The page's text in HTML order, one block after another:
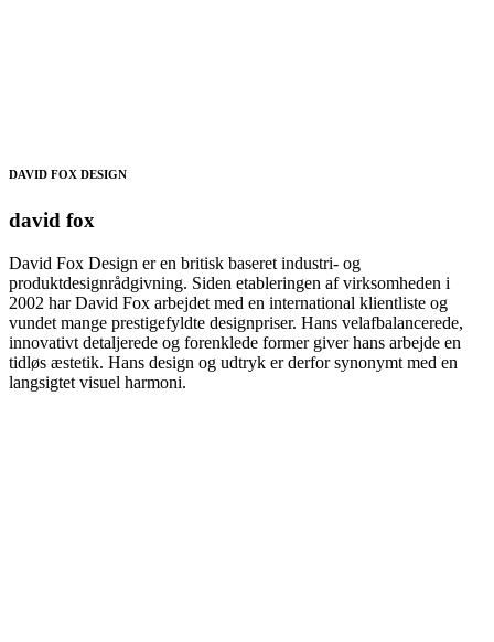
DAVID FOX DESIGN
david fox
David Fox Design er en britisk baseret industri- og
produktdesignrådgivning. Siden etableringen af ​​virksomheden i
2002 har David Fox arbejdet med en international klientliste og
vundet mange prestigefyldte designpriser. Hans velafbalancerede,
innovativt detaljerede og forenklede former giver hans arbejde en
tidløs æstetik. Hans design og udtryk er derfor synonymt med en
langsigtet visuel harmoni.